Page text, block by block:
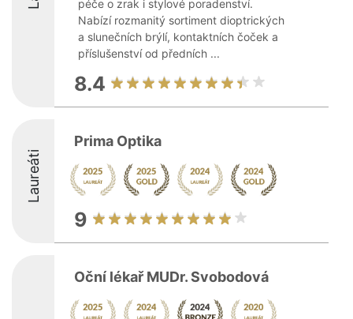
péče o zrak i stylové poradenství.
Nabízí rozmanitý sortiment dioptrických
a slunečních brýlí, kontaktních čoček a
příslušenství od předních ...
8.4
Laureáti
Prima Optika
9
Oční lékař MUDr. Svobodová